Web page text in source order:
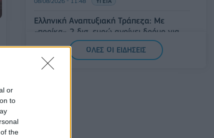
or
to
the
Ελληνική Αναπτυξιακή Τράπεζα: Με
«προίκα» 2 δισ. ευρώ ανοίγει δρόμο για
δάνεια έως 5 δισ. σε μικρομεσαίες
08/08/2026 - 11:22
ΟΛΕΣ ΟΙ ΕΙΔΗΣΕΙΣ